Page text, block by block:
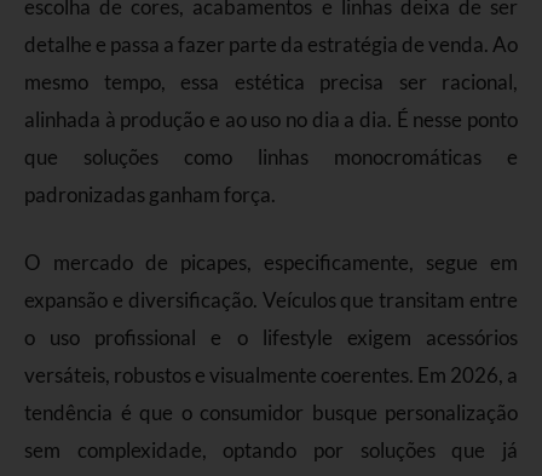
escolha de cores, acabamentos e linhas deixa de ser
detalhe e passa a fazer parte da estratégia de venda. Ao
mesmo tempo, essa estética precisa ser racional,
alinhada à produção e ao uso no dia a dia. É nesse ponto
que soluções como linhas monocromáticas e
padronizadas ganham força.
O mercado de picapes, especificamente, segue em
expansão e diversificação. Veículos que transitam entre
o uso profissional e o lifestyle exigem acessórios
versáteis, robustos e visualmente coerentes. Em 2026, a
tendência é que o consumidor busque personalização
sem complexidade, optando por soluções que já